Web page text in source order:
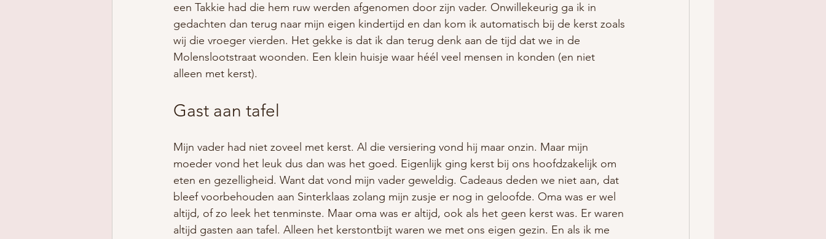
een Takkie had die hem ruw werden afgenomen door zijn vader. Onwillekeurig ga ik in
gedachten dan terug naar mijn eigen kindertijd en dan kom ik automatisch bij de kerst zoals
wij die vroeger vierden. Het gekke is dat ik dan terug denk aan de tijd dat we in de
Molenslootstraat woonden. Een klein huisje waar héél veel mensen in konden (en niet
alleen met kerst).
Gast aan tafel
Mijn vader had niet zoveel met kerst. Al die versiering vond hij maar onzin. Maar mijn
moeder vond het leuk dus dan was het goed. Eigenlijk ging kerst bij ons hoofdzakelijk om
eten en gezelligheid. Want dat vond mijn vader geweldig. Cadeaus deden we niet aan, dat
bleef voorbehouden aan Sinterklaas zolang mijn zusje er nog in geloofde. Oma was er wel
altijd, of zo leek het tenminste. Maar oma was er altijd, ook als het geen kerst was. Er waren
altijd gasten aan tafel. Alleen het kerstontbijt waren we met ons eigen gezin. En als ik me